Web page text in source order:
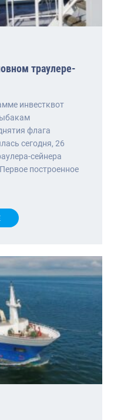
траулере-
инвестквот
флага
сегодня, 26
сейнера
построенное